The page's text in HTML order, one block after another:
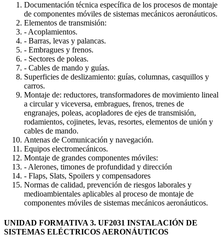
Documentación técnica específica de los procesos de montaje
de componentes móviles de sistemas mecánicos aeronáuticos.
Elementos de transmisión:
- Acoplamientos.
- Barras, levas y palancas.
- Embragues y frenos.
- Sectores de poleas.
- Cables de mando y guías.
Superficies de deslizamiento: guías, columnas, casquillos y
carros.
Montaje de: reductores, transformadores de movimiento lineal
a circular y viceversa, embragues, frenos, trenes de
engranajes, poleas, acopladores de ejes de transmisión,
rodamientos, cojinetes, levas, resortes, elementos de unión y
cables de mando.
Antenas de Comunicación y navegación.
Equipos electromecánicos.
Montaje de grandes componentes móviles:
- Alerones, timones de profundidad y dirección
- Flaps, Slats, Spoilers y compensadores
Normas de calidad, prevención de riesgos laborales y
medioambientales aplicables al proceso de montaje de
componentes móviles de sistemas mecánicos aeronáuticos.
UNIDAD FORMATIVA 3. UF2031 INSTALACIÓN DE
SISTEMAS ELÉCTRICOS AERONÁUTICOS